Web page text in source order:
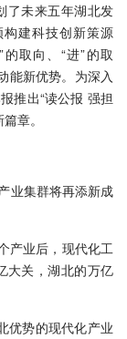
了未来五年湖北发
建科技创新策源
取向、“进”的取
能新优势。为深入
推出“读公报 强担
章。
业集群将再添新成
产业后，现代化工
大关，湖北的万亿
优势的现代化产业